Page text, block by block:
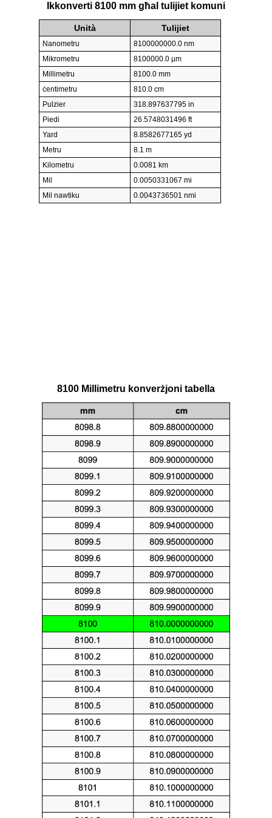
Ikkonverti 8100 mm għal tulijiet komuni
Unità Tulijiet
Nanometru
8100000000.0 nm
Mikrometru
8100000.0 µm
Millimetru
8100.0 mm
ċentimetru
810.0 cm
Pulzier
318.897637795 in
Piedi
26.5748031496 ft
Yard
8.8582677165 yd
Metru
8.1 m
Kilometru
0.0081 km
Mil
0.0050331067 mi
Mil nawtiku
0.0043736501 nmi
8100 Millimetru konverżjoni tabella